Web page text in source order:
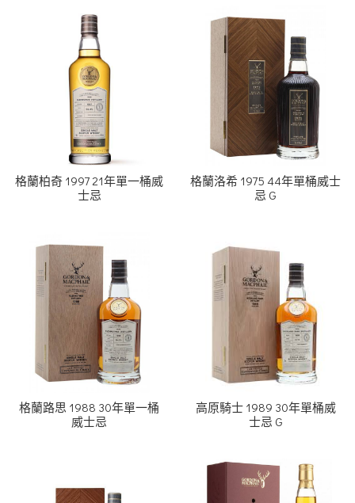
格蘭柏奇 1997 21年單一桶威
士忌
格蘭洛希 1975 44年單桶威士
忌 G
格蘭路思 1988 30年單一桶
威士忌
高原騎士 1989 30年單桶威
士忌 G